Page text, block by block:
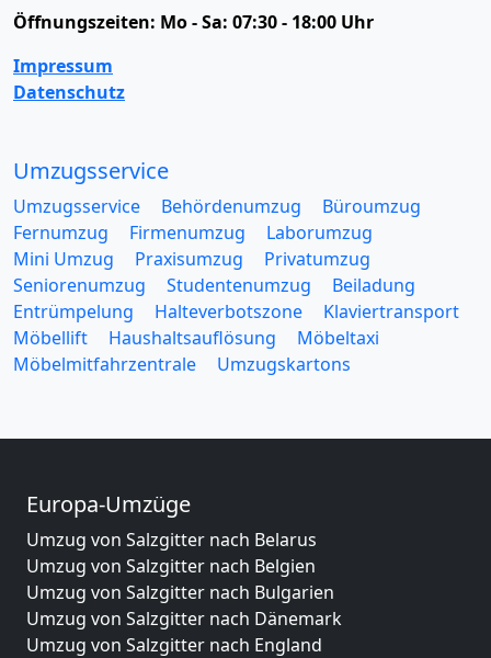
Öffnungszeiten: Mo - Sa: 07:30 - 18:00 Uhr
Impressum
Datenschutz
Umzugsservice
Umzugsservice Behördenumzug
Büroumzug
Fernumzug
Firmenumzug
Laborumzug
Mini Umzug
Praxisumzug
Privatumzug
Seniorenumzug
Studentenumzug
Beiladung
Entrümpelung
Halteverbotszone
Klaviertransport
Möbellift
Haushaltsauflösung
Möbeltaxi
Möbelmitfahrzentrale
Umzugskartons
Europa-Umzüge
Umzug von Salzgitter nach Belarus
Umzug von Salzgitter nach Belgien
Umzug von Salzgitter nach Bulgarien
Umzug von Salzgitter nach Dänemark
Umzug von Salzgitter nach England